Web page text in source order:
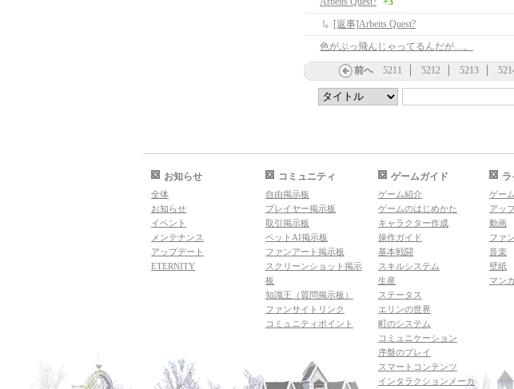
[返事]Arbeits Quest?
色がぶっ飛んじゃってるんだが…。
前へ 5211 5212 5213
お知らせ
全体
お知らせ
イベント
メンテナンス
アップデート
ETERNITY
コミュニティ
自由掲示板
プレイヤー掲示板
取引掲示板
ペットAI掲示板
ファンアート掲示板
スクリーンショット掲示
板
知識王（質問掲示板）
ファンサイトリンク
コミュニティポイント
ゲームガイド
ゲーム紹介
ゲームのはじめかた
キャラクター作成
操作ガイド
基本戦闘
スキルシステム
生産
ステータス
エリンの世界
町のシステム
コミュニケーション
序盤のプレイ
スマートコンテンツ
インタラクションメーカ
ラ
ゲー
アッ
動画
ファ
音楽
壁紙
マン